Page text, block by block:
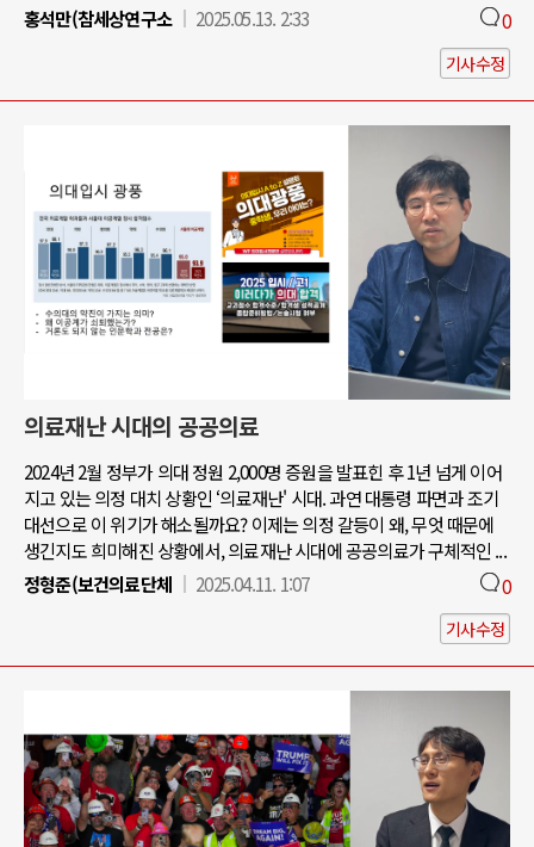
홍석만(참세상연구소
2025.05.13. 2:33 0
기사수정
의료재난 시대의 공공의료
2024년 2월 정부가 의대 정원 2,000명 증원을 발표힌 후 1년 넘게 이어
지고 있는 의정 대치 상황인 ‘의료재난' 시대. 과연 대통령 파면과 조기
대선으로 이 위기가 해소될까요? 이제는 의정 갈등이 왜, 무엇 때문에
생긴지도 희미해진 상황에서, 의료재난 시대에 공공의료가 구체적인 ...
정형준(보건의료단체
2025.04.11. 1:07 0
기사수정